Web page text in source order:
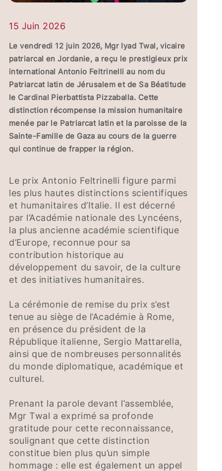
15 Juin 2026
Le vendredi 12 juin 2026, Mgr Iyad Twal, vicaire
patriarcal en Jordanie, a reçu le prestigieux prix
international Antonio Feltrinelli au nom du
Patriarcat latin de Jérusalem et de Sa Béatitude
le Cardinal Pierbattista Pizzaballa. Cette
distinction récompense la mission humanitaire
menée par le Patriarcat latin et la paroisse de la
Sainte-Famille de Gaza au cours de la guerre
qui continue de frapper la région.
Le prix Antonio Feltrinelli figure parmi
les plus hautes distinctions scientifiques
et humanitaires d’Italie. Il est décerné
par l’Académie nationale des Lyncéens,
la plus ancienne académie scientifique
d’Europe, reconnue pour sa
contribution historique au
développement du savoir, de la culture
et des initiatives humanitaires.
La cérémonie de remise du prix s’est
tenue au siège de l’Académie à Rome,
en présence du président de la
République italienne, Sergio Mattarella,
ainsi que de nombreuses personnalités
du monde diplomatique, académique et
culturel.
Prenant la parole devant l’assemblée,
Mgr Twal a exprimé sa profonde
gratitude pour cette reconnaissance,
soulignant que cette distinction
constitue bien plus qu’un simple
hommage : elle est également un appel